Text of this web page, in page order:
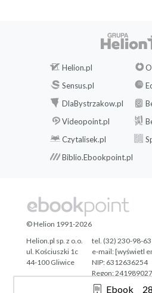
Ebook
Helion.pl
Sensus.pl
DlaBystrzakow.pl
Videopoint.pl
Czytalisek.pl
Biblio.Ebookpoint.pl
Tonik.pl
© Helion 1991-2026
Helion.pl sp. z o.o.
ul. Kościuszki 1c
44-100 Gliwice
tel. (32) 230-98-63
e-mail:[wyświetl
NIP: 6312636254
Regon: 241989027